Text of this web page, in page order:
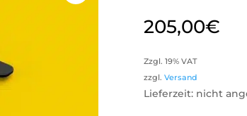
205,00€
Zzgl. 19% VAT
zzgl. Versand
Lieferzeit: nicht